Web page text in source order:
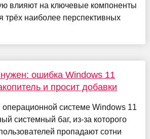
влияют на ключевые компоненты
трёх наиболее перспективных
ошибка Windows 11
и просит добавки
системе Windows 11
системный баг, из-за которого
пропадают сотни